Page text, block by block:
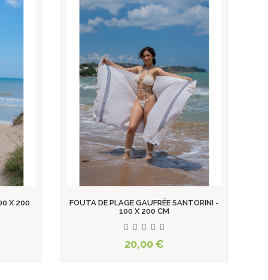
-
FOUTA DE PLAGE NID D'ABEILLE MALIBU
100 X 200 CM
16,00 €